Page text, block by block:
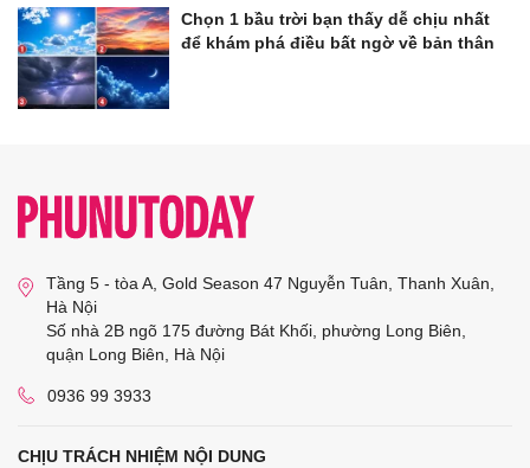
Chọn 1 bầu trời bạn thấy dễ chịu nhất
để khám phá điều bất ngờ về bản thân
Tầng 5 - tòa A, Gold Season 47 Nguyễn Tuân, Thanh Xuân,
Hà Nội
Số nhà 2B ngõ 175 đường Bát Khối, phường Long Biên,
quận Long Biên, Hà Nội
0936 99 3933
CHỊU TRÁCH NHIỆM NỘI DUNG